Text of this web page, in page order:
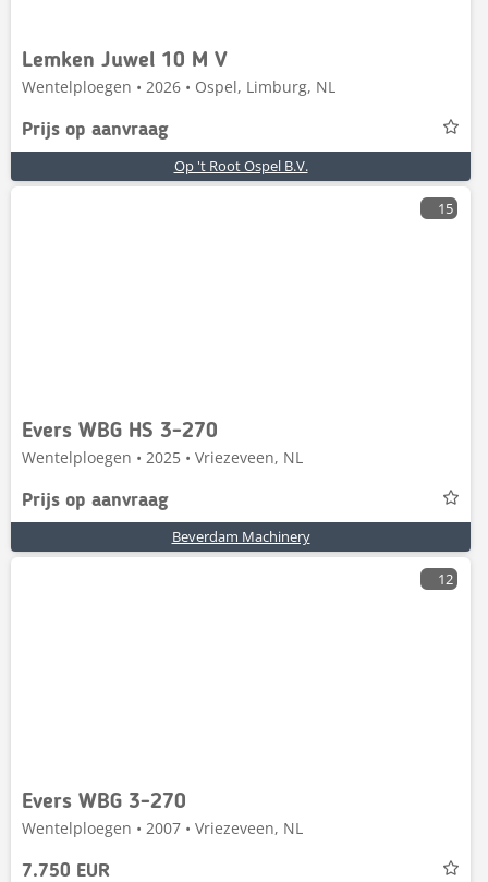
Lemken Juwel 10 M V
Wentelploegen • 2026 • Ospel, Limburg, NL
Prijs op aanvraag
Op 't Root Ospel B.V.
15
Evers WBG HS 3-270
Wentelploegen • 2025 • Vriezeveen, NL
Prijs op aanvraag
Beverdam Machinery
12
Evers WBG 3-270
Wentelploegen • 2007 • Vriezeveen, NL
7.750 EUR